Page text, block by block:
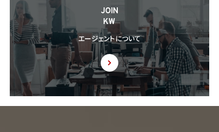
8.6 当社は、個人情報を第三者に提供した第三者から、個人情報の第三者提供及び提
供された個人情報の利用方法について本人の同意を取得したことを証する記録を提出
するように求められた場合、当該第三者に対し当該記録を提出することがあります。
9. 共同利用
9.1 当社が運営するウェブサイトの問合せフォームから当社に連絡を行ったお客様から取
得した情報に関して、当社は、KW加盟店との間で、下記の通り、個人情報を共同利用しま
す。以下、KW加盟店は、当社が運営する下記のウェブサイト上で、KW加盟店として掲載さ
れている事業者を意味するものとします。
https://kellerwilliams.jp/kamei-ten/
(1) 共同して利用される個人情報の項目
JOIN
KW
エージェントについて